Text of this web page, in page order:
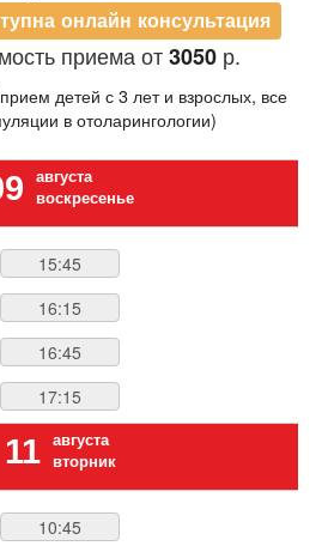
онлайн консультация
приема от3050 р.
детей с 3 лет и взрослых, все
в отоларингологии)
августа
воскресенье
15:45
16:15
16:45
17:15
11
августа
вторник
10:45